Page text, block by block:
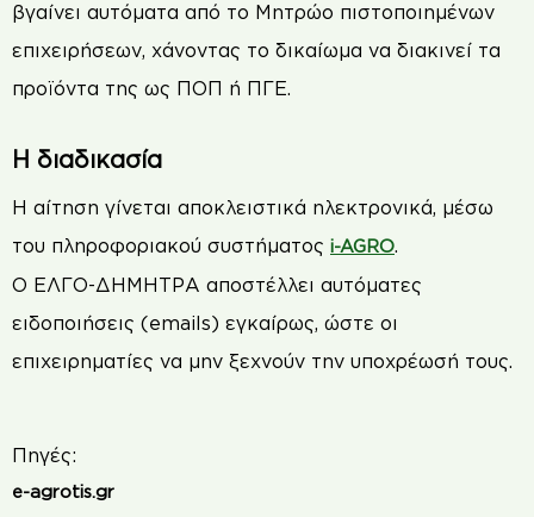
βγαίνει αυτόματα από το Μητρώο πιστοποιημένων
επιχειρήσεων, χάνοντας το δικαίωμα να διακινεί τα
προϊόντα της ως ΠΟΠ ή ΠΓΕ.
Η διαδικασία
Η αίτηση γίνεται αποκλειστικά ηλεκτρονικά, μέσω
του πληροφοριακού συστήματος i-AGRO.
Ο ΕΛΓΟ-ΔΗΜΗΤΡΑ αποστέλλει αυτόματες
ειδοποιήσεις (emails) εγκαίρως, ώστε οι
επιχειρηματίες να μην ξεχνούν την υποχρέωσή τους.
Πηγές:
e-agrotis.gr